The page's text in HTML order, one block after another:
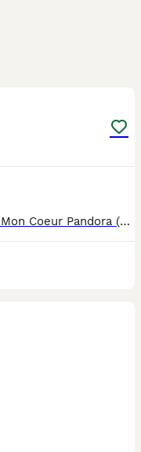
🌸 Till salu 🌸 7 år gammal SWB sto Mon Coeur Pandora (Bon Coeur - Palotus - Phaeton x), mankh.165cm Ett sto med fin modell och tre goda gångarter. Mindre riden senaste åren pga uppfödarens ointress